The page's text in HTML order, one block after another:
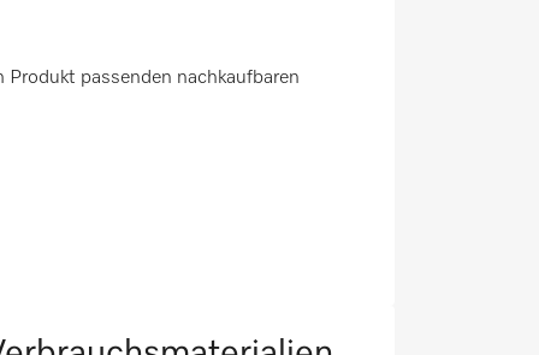
Produkt passenden nachkaufbaren